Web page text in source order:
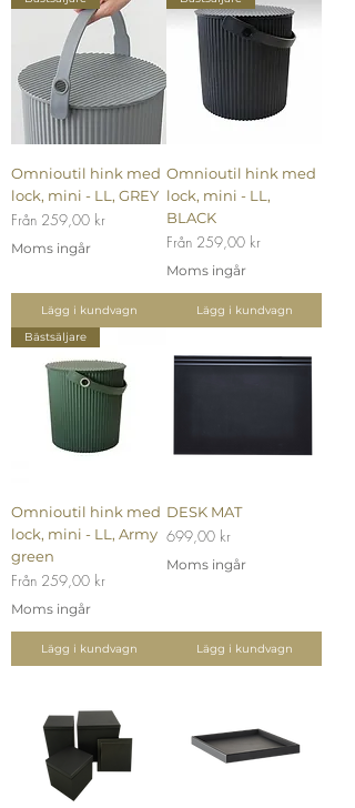
Omnioutil hink med
lock, mini - LL, GREY
Från 259,00 kr
Reapris
Moms ingår
Lägg i kundvagn
Omnioutil hink med
lock, mini - LL,
BLACK
Från 259,00 kr
Reapris
Moms ingår
Lägg i kundvagn
Bästsäljare
Omnioutil hink med
lock, mini - LL, Army
green
Från 259,00 kr
Reapris
Moms ingår
Lägg i kundvagn
DESK MAT
Pris
699,00 kr
Moms ingår
Lägg i kundvagn